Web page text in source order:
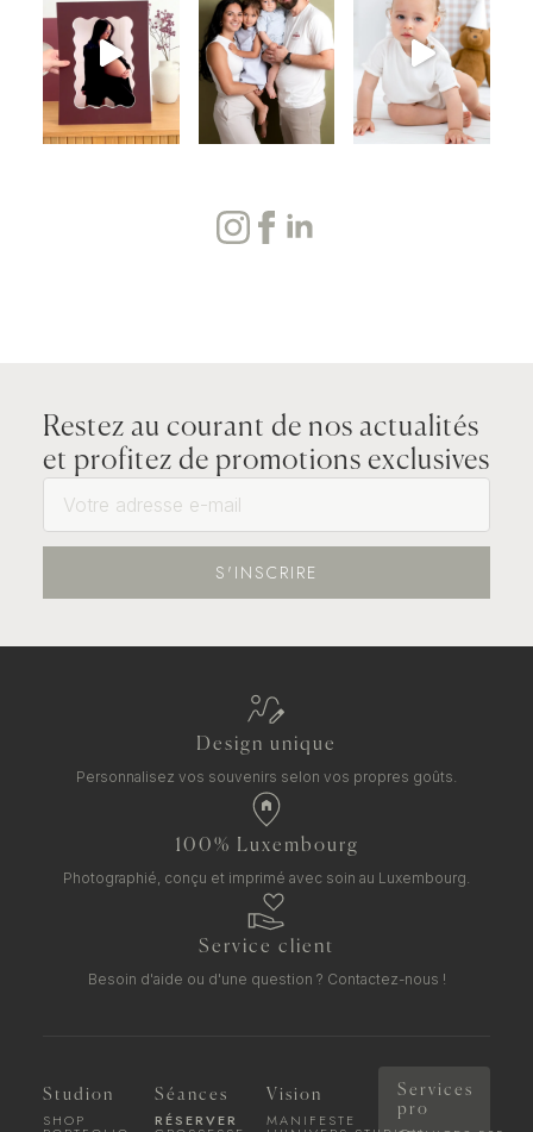
Restez au courant de nos actualités
et profitez de promotions exclusives
S'INSCRIRE
Design unique
Personnalisez vos souvenirs selon vos propres goûts.
100% Luxembourg
Photographié, conçu et imprimé avec soin au Luxembourg.
Service client
Besoin d'aide ou d'une question ? Contactez-nous !
Studion
SHOP
Séances
RÉSERVER
Vision
MANIFESTE
Services
pro